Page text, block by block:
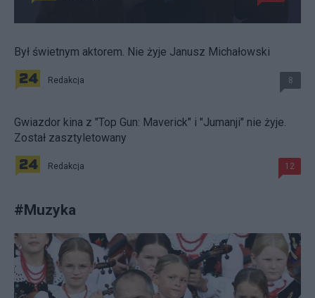
Był świetnym aktorem. Nie żyje Janusz Michałowski
Redakcja 8
Gwiazdor kina z "Top Gun: Maverick" i "Jumanji" nie żyje.
Został zasztyletowany
Redakcja 12
#Muzyka